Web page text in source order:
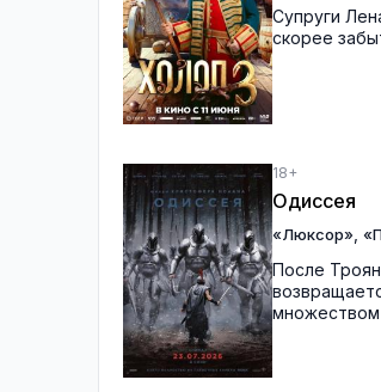
Супруги
скорее
18+
Одиссея
«Люксор»
После
множеством